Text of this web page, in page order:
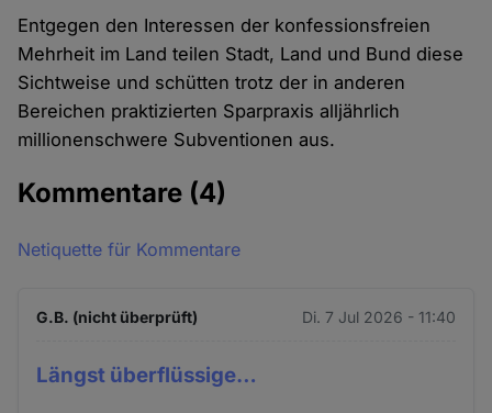
Entgegen den Interessen der konfessionsfreien
Mehrheit im Land teilen Stadt, Land und Bund diese
Sichtweise und schütten trotz der in anderen
Bereichen praktizierten Sparpraxis alljährlich
millionenschwere Subventionen aus.
Kommentare (4)
Netiquette für Kommentare
G.B. (nicht überprüft) Di. 7 Jul 2026 - 11:40
Längst überflüssige…